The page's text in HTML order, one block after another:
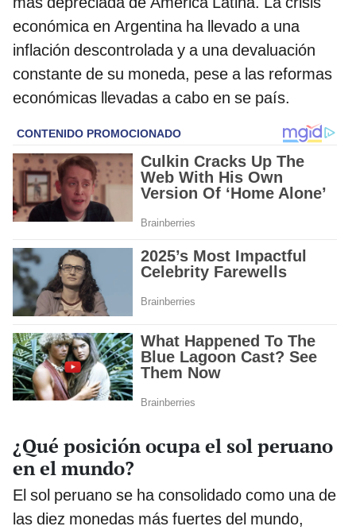
económica en Argentina ha llevado a una
inflación descontrolada y a una devaluación
constante de su moneda, pese a las reformas
económicas llevadas a cabo en se país.
¿Qué posición ocupa el sol peruano
en el mundo?
El sol peruano se ha consolidado como una de
las diez monedas más fuertes del mundo,